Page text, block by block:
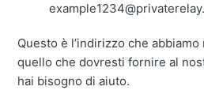
Questo è l’indirizzo che
quello che dovresti fornire al
hai bisogno di aiuto.